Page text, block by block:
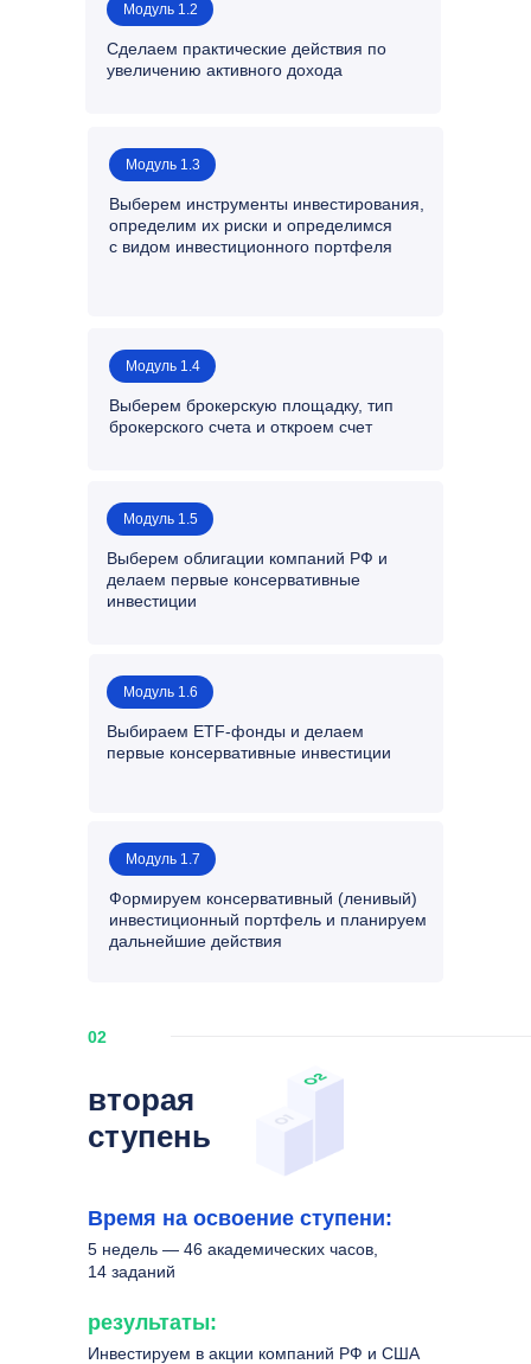
Модуль 1.2
Сделаем практические действия по
увеличению активного дохода
Модуль 1.3
Выберем инструменты инвестирования,
определим их риски и определимся
с видом инвестиционного портфеля
Модуль 1.4
Выберем брокерскую площадку, тип
брокерского счета и откроем счет
Формируем консервативный (ленивый)
инвестиционный портфель и планируем
дальнейшие действия
Модуль 1.7
Выбираем ETF-фонды и делаем
первые консервативные инвестиции
Модуль 1.6
Выберем облигации компаний РФ и
делаем первые консервативные
инвестиции
Модуль 1.5
вторая
ступень
02
Время на освоение ступени:
5 недель — 46 академических часов,
14 заданий
результаты:
Инвестируем в акции компаний РФ и США